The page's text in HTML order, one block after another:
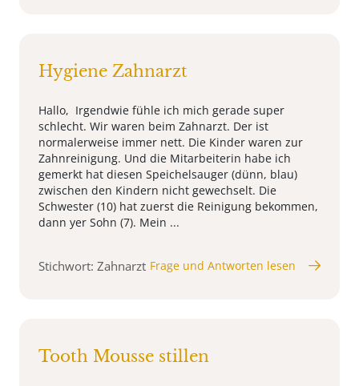
Hygiene Zahnarzt
Hallo, Irgendwie fühle ich mich gerade super
schlecht. Wir waren beim Zahnarzt. Der ist
normalerweise immer nett. Die Kinder waren zur
Zahnreinigung. Und die Mitarbeiterin habe ich
gemerkt hat diesen Speichelsauger (dünn, blau)
zwischen den Kindern nicht gewechselt. Die
Schwester (10) hat zuerst die Reinigung bekommen,
dann yer Sohn (7). Mein ...
Stichwort: Zahnarzt Frage und Antworten lesen
Tooth Mousse stillen